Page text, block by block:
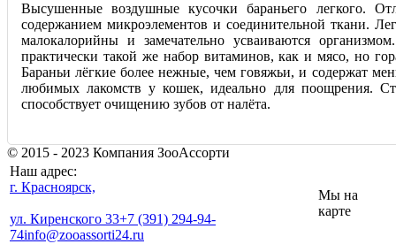
Высушенные воздушные кусочки бараньего легкого.
содержанием микроэлементов и соединительной ткани.
малокалорийны и замечательно усваиваются
практически такой же набор витаминов, как и мясо, но
Бараньи лёгкие более нежные, чем говяжьи, и содержат
любимых лакомств у кошек, идеально для поощрения.
способствует очищению зубов от налёта.
© 2015 - 2023 Компания ЗооАссорти
Наш адрес:
г. Красноярск,
ул. Киренского 33+7 (391) 294-94-
74info@zooassorti24.ru
Мы на
карте